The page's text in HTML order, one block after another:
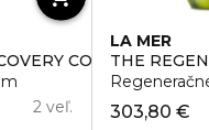
CONCENTRATE
2 veľ.
LA MER
THE
303,80 €